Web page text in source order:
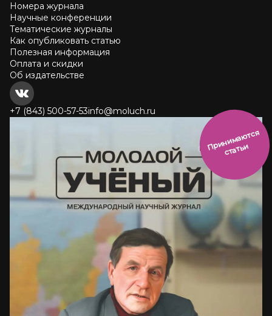
Номера журнала
Научные конференции
Тематические журналы
Как опубликовать статью
Полезная информация
Оплата и скидки
Об издательстве
+7 (843) 500-57-53info@moluch.ru
П
р
и
н
и
м
а
ют
с
я
ст
ать
и